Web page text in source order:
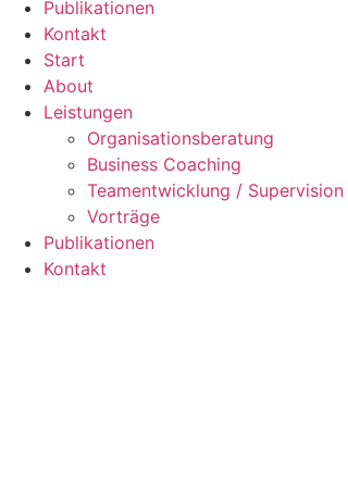
Publikationen
Kontakt
Start
About
Leistungen
Organisationsberatung
Business Coaching
Teamentwicklung / Supervision
Vorträge
Publikationen
Kontakt